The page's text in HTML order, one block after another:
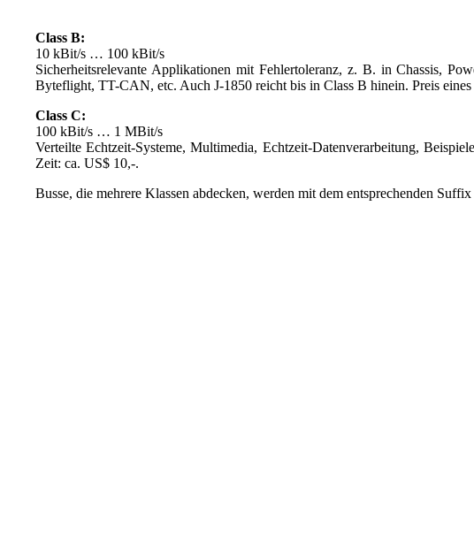
Class B:
10 kBit/s … 100 kBit/s
Sicherheitsrelevante Applikationen mit Fehlertoleranz, z. B. in Chassis,
Byteflight, TT-CAN, etc. Auch J-1850 reicht bis in Class B hinein. Preis
Class C:
100 kBit/s … 1 MBit/s
Verteilte Echtzeit-Systeme, Multimedia, Echtzeit-Datenverarbeitung,
Zeit: ca. US$ 10,-.
Busse, die mehrere Klassen abdecken, werden mit dem entsprechenden